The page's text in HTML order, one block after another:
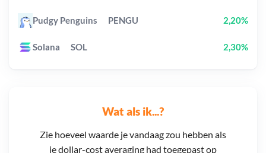
Wat als ik...?
Zie hoeveel waarde je vandaag zou hebben als
je dollar-cost averaging had toegepast op
Pudgy Penguins PENGU 2,20%
Solana SOL 2,30%